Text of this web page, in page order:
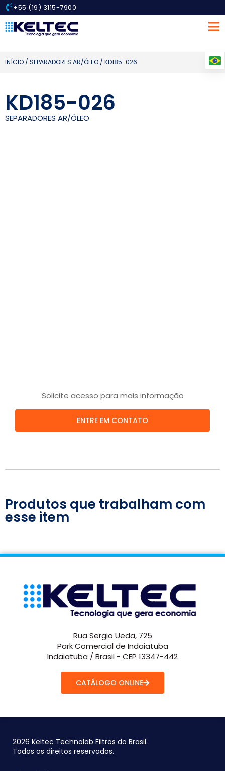
+55 (19) 3115-7900
INÍCIO / SEPARADORES AR/ÓLEO / KD185-026
KD185-026
SEPARADORES AR/ÓLEO
Solicite acesso para mais informação
ENTRE EM CONTATO
Produtos que trabalham com
esse item
Rua Sergio Ueda, 725
Park Comercial de Indaiatuba
Indaiatuba / Brasil - CEP 13347-442
CATÁLOGO ONLINE
2026 Keltec Technolab Filtros do Brasil.
Todos os direitos reservados.